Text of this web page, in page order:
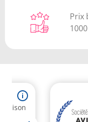
Prix